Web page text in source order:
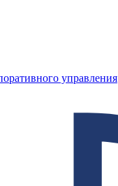
управления